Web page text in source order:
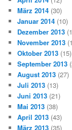
März 2014 (30)
Januar 2014 (10)
Dezember 2013
November 2013
Oktober 2013 (15)
September 2013
August 2013 (27)
Juli 2013 (13)
Juni 2013 (21)
Mai 2013 (38)
April 2013 (43)
März 2013 (35)